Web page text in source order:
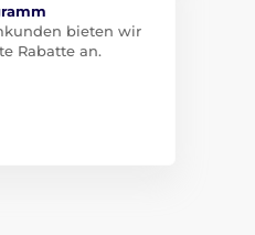
bieten wir
Rabatte an.